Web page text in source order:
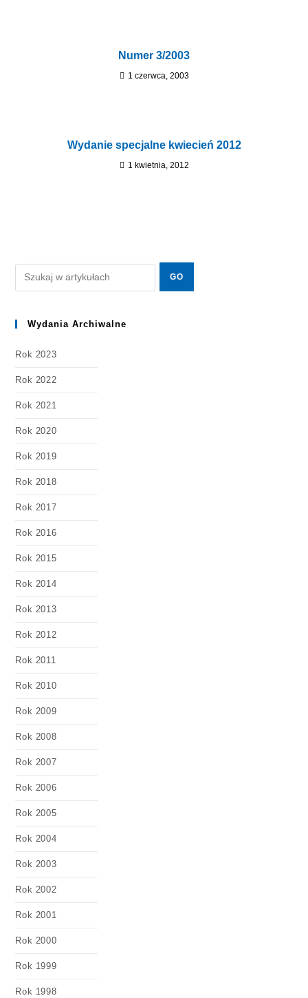
Numer 3/2003
1 czerwca, 2003
Wydanie specjalne kwiecień 2012
1 kwietnia, 2012
Wydania Archiwalne
Rok 2023
Rok 2022
Rok 2021
Rok 2020
Rok 2019
Rok 2018
Rok 2017
Rok 2016
Rok 2015
Rok 2014
Rok 2013
Rok 2012
Rok 2011
Rok 2010
Rok 2009
Rok 2008
Rok 2007
Rok 2006
Rok 2005
Rok 2004
Rok 2003
Rok 2002
Rok 2001
Rok 2000
Rok 1999
Rok 1998